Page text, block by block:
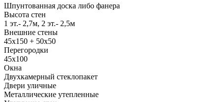
Шпунтованная доска либо фанера
Высота стен
1 эт.- 2,7м, 2 эт.- 2,5м
Внешние стены
45х150 + 50х50
Перегородки
45х100
Окна
Двухкамерный стеклопакет
Двери уличные
Металлические утепленные